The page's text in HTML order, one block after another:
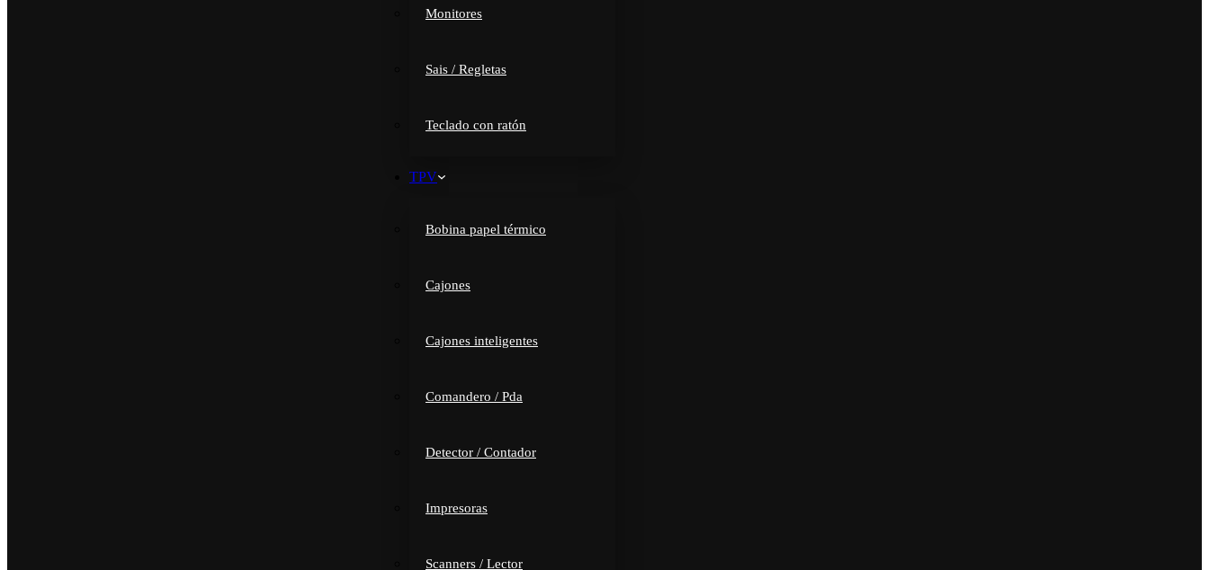
Monitores
Sais / Regletas
Teclado con ratón
TPV
Bobina papel térmico
Cajones
Cajones inteligentes
Comandero / Pda
Detector / Contador
Impresoras
Scanners / Lector